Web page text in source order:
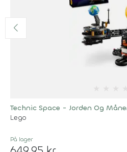
Technic Space - Jorden Og
Lego
På lager